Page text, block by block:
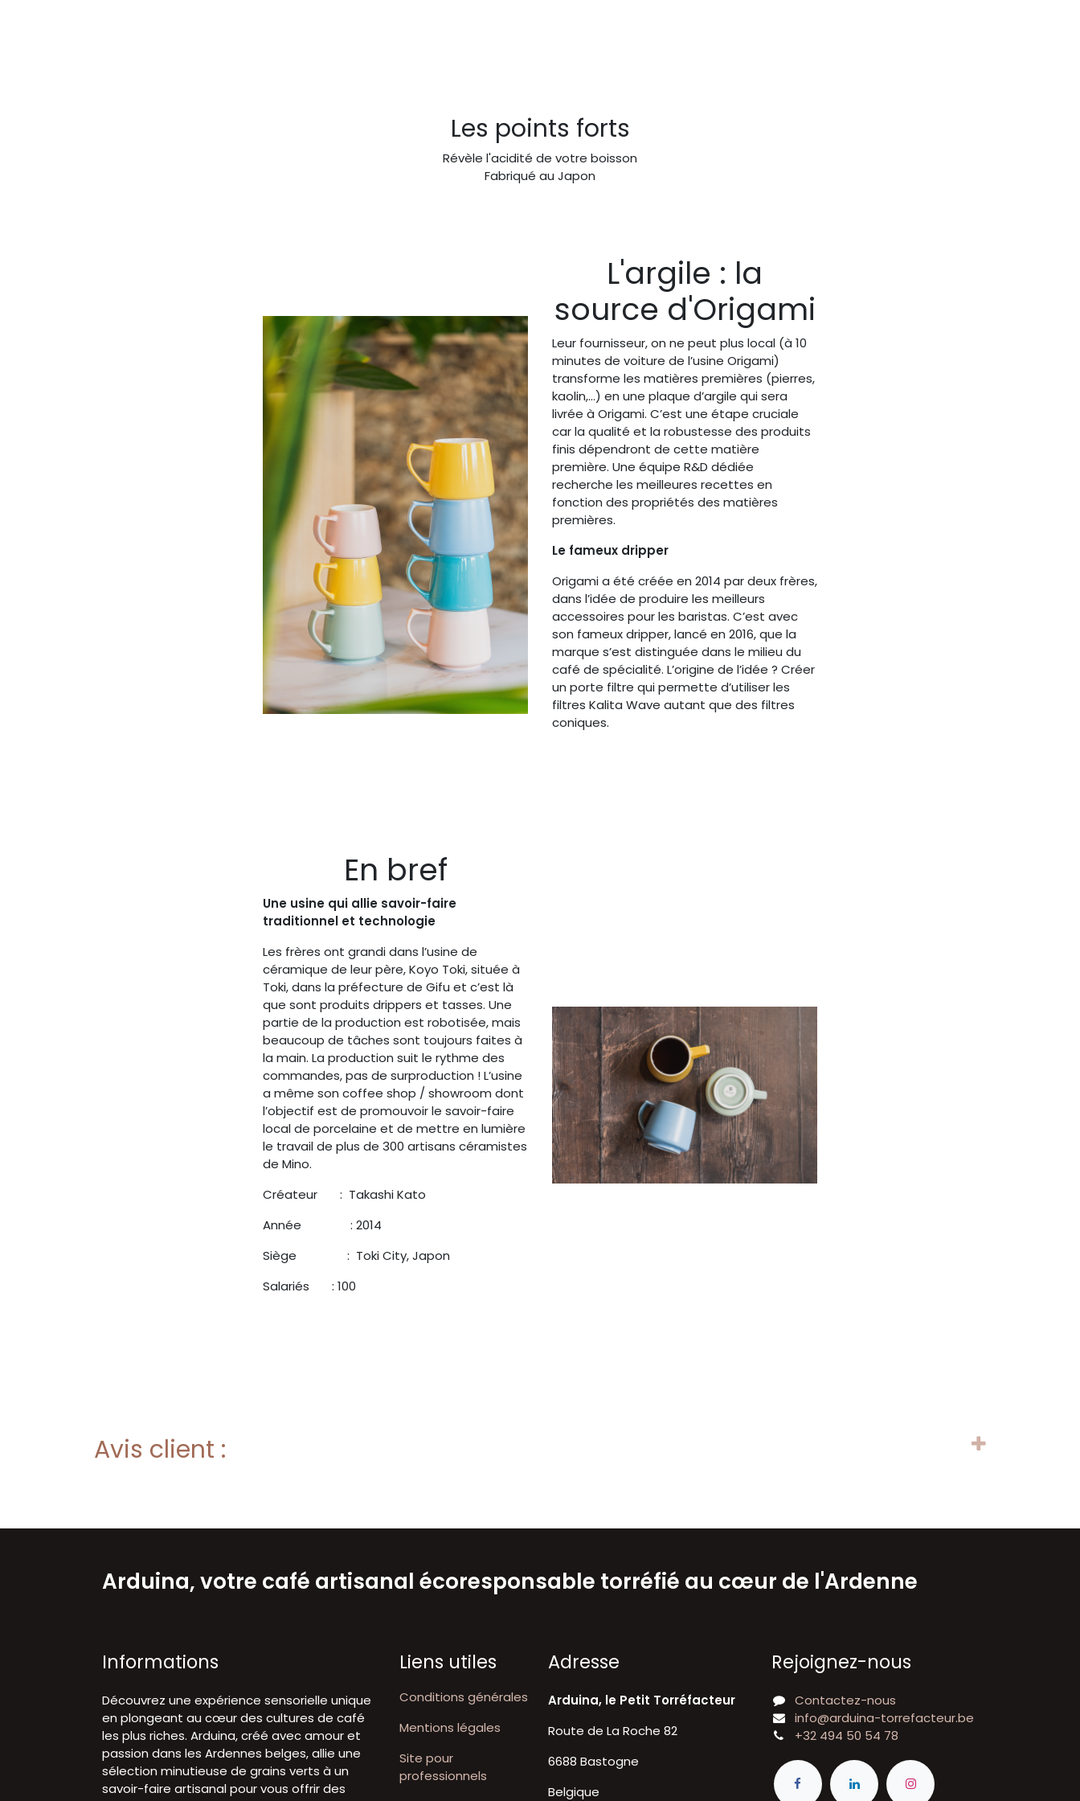
Les points forts
Révèle l'acidité de votre boisson
Fabriqué au Japon
L'argile : la
source d'Origami
Leur fournisseur, on ne peut plus local (à 10
minutes de voiture de l’usine Origami)
transforme les matières premières (pierres,
kaolin,…) en une plaque d’argile qui sera
livrée à Origami. C’est une étape cruciale
car la qualité et la robustesse des produits
finis dépendront de cette matière
première. Une équipe R&D dédiée
recherche les meilleures recettes en
fonction des propriétés des matières
premières.
Le fameux dripper
Origami a été créée en 2014 par deux frères,
dans l’idée de produire les meilleurs
accessoires pour les baristas. C’est avec
son fameux dripper, lancé en 2016, que la
marque s’est distinguée dans le milieu du
café de spécialité. L’origine de l’idée ? Créer
un porte filtre qui permette d’utiliser les
filtres Kalita Wave autant que des filtres
coniques.
En bref
Une usine qui allie savoir-faire
traditionnel et technologie
Les frères ont grandi dans l’usine de
céramique de leur père, Koyo Toki, située à
Toki, dans la préfecture de Gifu et c’est là
que sont produits drippers et tasses. Une
partie de la production est robotisée, mais
beaucoup de tâches sont toujours faites à
la main. La production suit le rythme des
commandes, pas de surproduction ! L’usine
a même son coffee shop / showroom dont
l’objectif est de promouvoir le savoir-faire
local de porcelaine et de mettre en lumière
le travail de plus de 300 artisans céramistes
de Mino.
Créateur : Takashi Kato
Année
​ : 2014
Siège
​ : Toki City, Japon
Salariés : 100
Avis client :
Informations
Découvrez une expérience sensorielle unique
en plongeant au cœur des cultures de café
les plus riches. Arduina, créé avec amour et
passion dans les Ardennes belges, allie une
sélection minutieuse de grains verts à un
savoir-faire artisanal pour vous offrir des
Rejoignez-nous
Contactez-nous
info@arduina-torrefacteur.be
+32 494 50 54 78
Arduina, votre café artisanal écoresponsable torréfié au cœur de l'Ardenne
A​dresse
Arduina, le Petit Torréfacteur
Route de La Roche 82
6688 Bastogne
Belgique
Liens utiles
Conditions générales
Mentions légales
Site pour
professionnels